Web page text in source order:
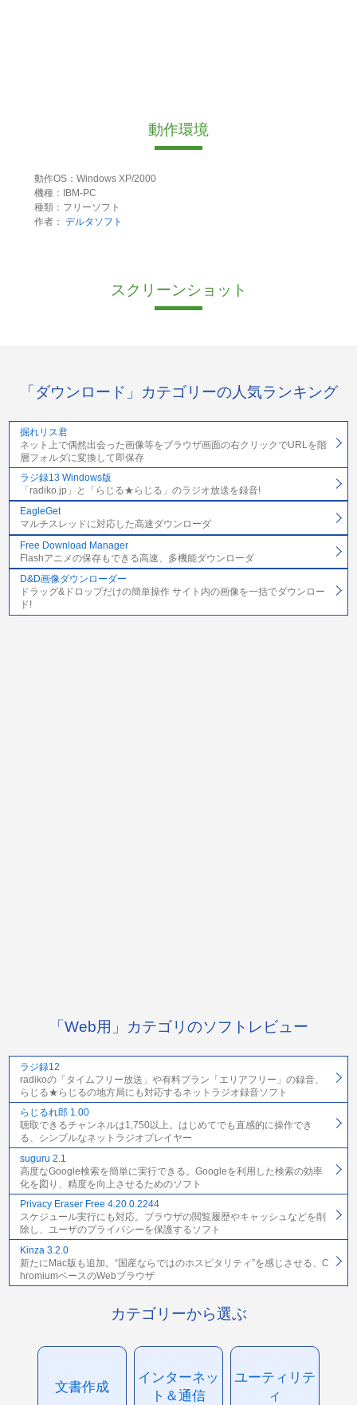
動作環境
動作OS：Windows XP/2000
機種：IBM-PC
種類：フリーソフト
作者： デルタソフト
スクリーンショット
「ダウンロード」カテゴリーの人気ランキング
掘れリス君
ネット上で偶然出会った画像等をブラウザ画面の右クリックでURLを階
層フォルダに変換して即保存
ラジ録13 Windows版
「radiko.jp」と「らじる★らじる」のラジオ放送を録音!
EagleGet
マルチスレッドに対応した高速ダウンローダ
Free Download Manager
Flashアニメの保存もできる高速、多機能ダウンローダ
D&D画像ダウンローダー
ドラッグ&ドロップだけの簡単操作 サイト内の画像を一括でダウンロー
ド!
「Web用」カテゴリのソフトレビュー
ラジ録12
radikoの「タイムフリー放送」や有料プラン「エリアフリー」の録音、
らじる★らじるの地方局にも対応するネットラジオ録音ソフト
らじるれ郎 1.00
聴取できるチャンネルは1,750以上。はじめてでも直感的に操作でき
る、シンプルなネットラジオプレイヤー
suguru 2.1
高度なGoogle検索を簡単に実行できる。Googleを利用した検索の効率
化を図り、精度を向上させるためのソフト
Privacy Eraser Free 4.20.0.2244
スケジュール実行にも対応。ブラウザの閲覧履歴やキャッシュなどを削
除し、ユーザのプライバシーを保護するソフト
Kinza 3.2.0
新たにMac版も追加。“国産ならではのホスピタリティ”を感じさせる、C
hromiumベースのWebブラウザ
カテゴリーから選ぶ
文書作成
インターネッ
ト＆通信
ユーティリテ
ィ